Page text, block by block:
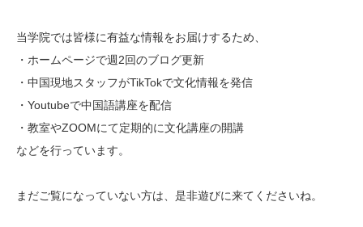
当学院では皆様に有益な情報をお届けするため、
・ホームページで週2回のブログ更新
・中国現地スタッフがTikTokで文化情報を発信
・Youtubeで中国語講座を配信
・教室やZOOMにて定期的に文化講座の開講
などを行っています。
まだご覧になっていない方は、是非遊びに来てくださいね。